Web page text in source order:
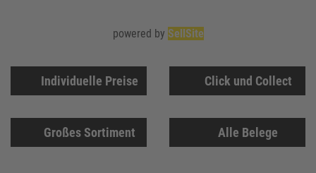
Individuelle Preise Click und Collect
Großes Sortiment Alle Belege
powered by SellSite